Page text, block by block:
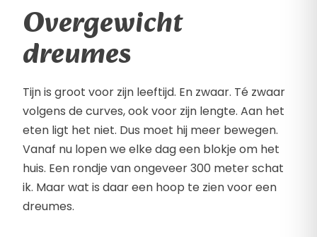
Overgewicht
dreumes
Tijn is groot voor zijn leeftijd. En zwaar. Té zwaar
volgens de curves, ook voor zijn lengte. Aan het
eten ligt het niet. Dus moet hij meer bewegen.
Vanaf nu lopen we elke dag een blokje om het
huis. Een rondje van ongeveer 300 meter schat
ik. Maar wat is daar een hoop te zien voor een
dreumes.